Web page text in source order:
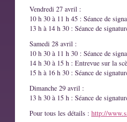
Vendredi 27 avril :
10 h 30 à 11 h 45 : Séance de
13 h à 14 h 30 : Séance de
Samedi 28 avril :
10 h 30 à 11 h 30 : Séance de
14 h 30 à 15 h : Entrevue sur la
15 h à 16 h 30 : Séance de
Dimanche 29 avril :
13 h 30 à 15 h : Séance de
Pour tous les détails : http://